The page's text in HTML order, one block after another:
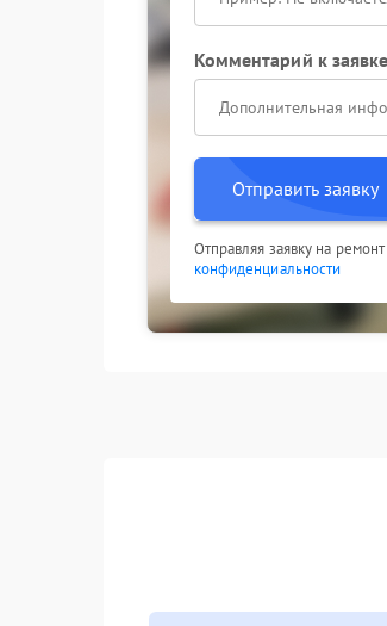
Комментарий к
Отправить заявку
Отправляя заявку на
конфиденциальности